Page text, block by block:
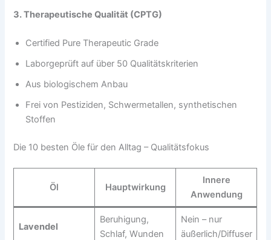
3. Therapeutische Qualität (CPTG)
Certified Pure Therapeutic Grade
Laborgeprüft auf über 50 Qualitätskriterien
Aus biologischem Anbau
Frei von Pestiziden, Schwermetallen, synthetischen
Stoffen
Die 10 besten Öle für den Alltag – Qualitätsfokus
Öl Hauptwirkung
Innere
Anwendung
Lavendel
Beruhigung,
Schlaf, Wunden
Nein – nur
äußerlich/Diffuser